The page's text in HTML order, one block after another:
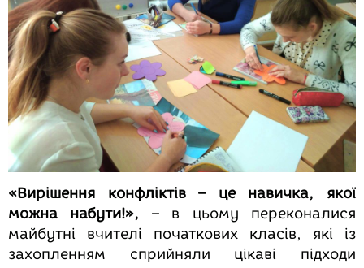
«Вирішення конфліктів – це навичка, якої
можна набути!», – в цьому переконалися
майбутні вчителі початкових класів, які із
захопленням сприйняли цікаві підходи